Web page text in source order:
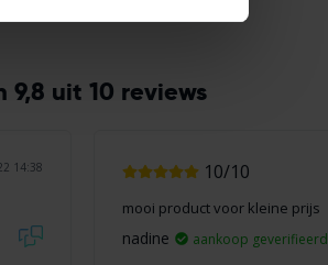
uit 10 reviews
14:38 10/10
mooi product voor kleine prijs
nadine aankoop geverifieerd